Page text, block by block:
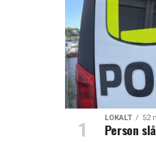
LOKALT 52
Person